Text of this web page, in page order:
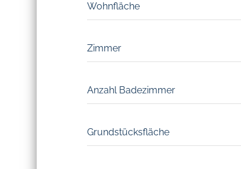
Wohnfläche
Zimmer
Anzahl Badezimmer
Grundstücksfläche